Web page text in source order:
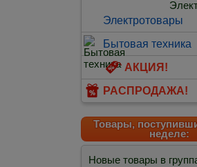
Электротовары
Бытовая техника
АКЦИЯ!
РАСПРОДАЖА!
Товары,
неделе:
Новые товары в